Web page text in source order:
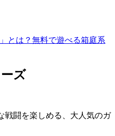
とは？無料で遊べる箱庭系
ズ
戦闘を楽しめる、大人気のガ